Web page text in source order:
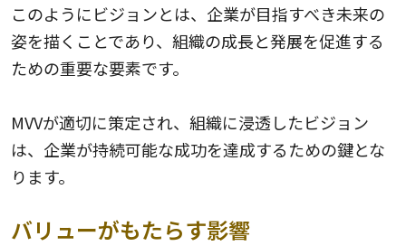
このようにビジョンとは、企業が目指すべき未来の
姿を描くことであり、組織の成長と発展を促進する
ための重要な要素です。
MVVが適切に策定され、組織に浸透したビジョン
は、企業が持続可能な成功を達成するための鍵とな
ります。
バリューがもたらす影響